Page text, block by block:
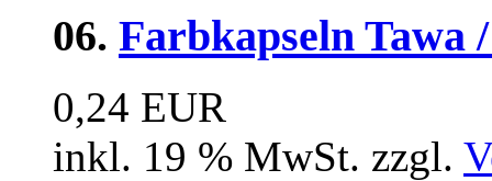
06. Farbkapseln Tawa
0,24 EUR
inkl. 19 % MwSt. zzgl.